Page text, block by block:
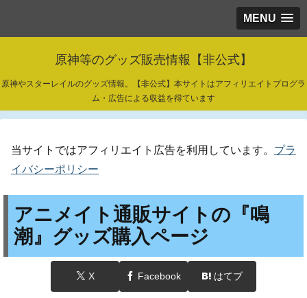
MENU
原神等のグッズ販売情報【非公式】
原神やスターレイルのグッズ情報。【非公式】本サイトはアフィリエイトプログラ
ム・広告による収益を得ています
当サイトではアフィリエイト広告を利用しています。 プラ
イバシーポリシー
アニメイト通販サイトの『鳴
潮』グッズ購入ページ
X Facebook はてブ